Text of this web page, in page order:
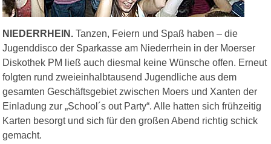
NIEDERRHEIN. Tanzen, Feiern und Spaß haben – die
Jugenddisco der Sparkasse am Niederrhein in der Moerser
Diskothek PM ließ auch diesmal keine Wünsche offen. Erneut
folgten rund zweieinhalbtausend Jugendliche aus dem
gesamten Geschäftsgebiet zwischen Moers und Xanten der
Einladung zur „School´s out Party“. Alle hatten sich frühzeitig
Karten besorgt und sich für den großen Abend richtig schick
gemacht.